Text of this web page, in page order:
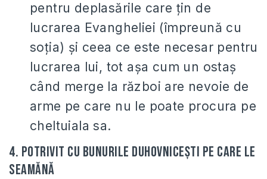
pentru deplasările care ţin de
lucrarea Evangheliei (împreună cu
soţia) şi ceea ce este necesar pentru
lucrarea lui, tot aşa cum un ostaş
când merge la război are nevoie de
arme pe care nu le poate procura pe
cheltuiala sa.
4. Potrivit cu bunurile duhovniceşti pe care le
seamănă